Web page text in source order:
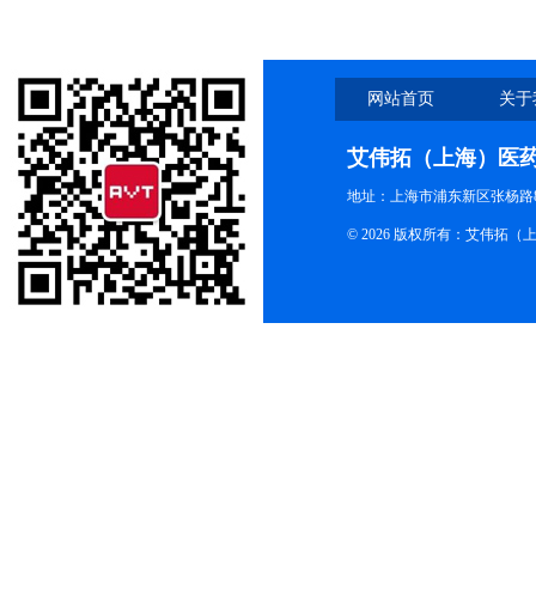
网站首页 关
艾伟拓（上海）医
地址：上海市浦东新区张杨
© 2026 版权所有：艾伟拓（